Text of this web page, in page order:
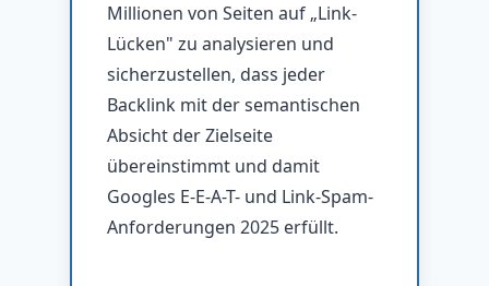
Millionen von Seiten auf „Link-
Lücken" zu analysieren und
sicherzustellen, dass jeder
Backlink mit der semantischen
Absicht der Zielseite
übereinstimmt und damit
Googles E-E-A-T- und Link-Spam-
Anforderungen 2025 erfüllt.